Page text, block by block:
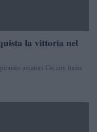
la vittoria nel
amatori Csi con focus